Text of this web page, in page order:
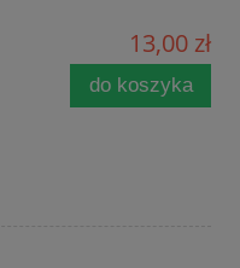
13,00 zł
do koszyka